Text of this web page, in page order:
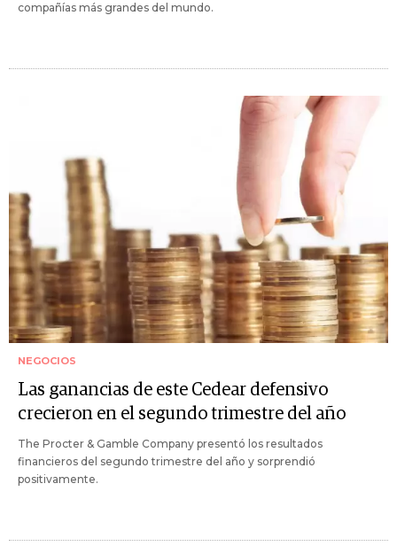
compañías más grandes del mundo.
NEGOCIOS
Las ganancias de este Cedear defensivo
crecieron en el segundo trimestre del año
The Procter & Gamble Company presentó los resultados
financieros del segundo trimestre del año y sorprendió
positivamente.